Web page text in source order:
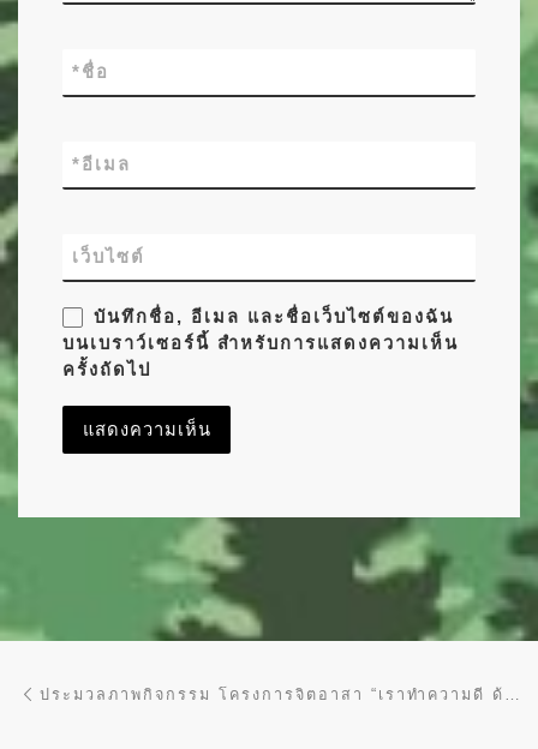
ชื่อ
*
อีเมล
*
เว็บไซต์
บันทึกชื่อ, อีเมล และชื่อเว็บไซต์ของฉัน
บนเบราว์เซอร์นี้ สำหรับการแสดงความเห็น
ครั้งถัดไป